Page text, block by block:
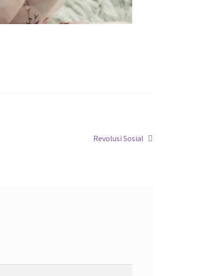
Next
Revolusi Sosial